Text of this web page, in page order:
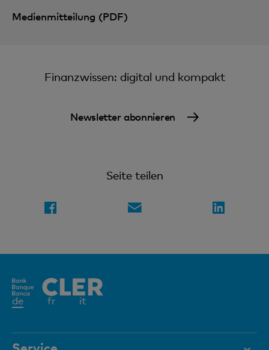
Medienmitteilung (PDF)
Finanzwissen: digital und kompakt
Newsletter abonnieren
Seite teilen
deAktives
fr it